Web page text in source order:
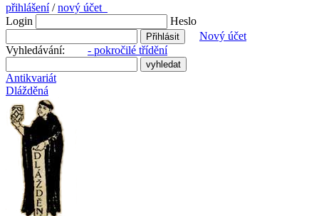
přihlášení/nový účet
Login
Heslo
Nový účet
Vyhledávání: - pokročilé třídění
Antikvariát
Dlážděná